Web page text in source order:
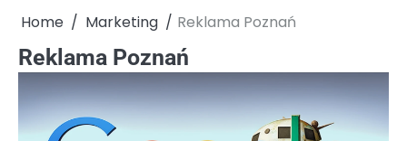
Home Marketing Reklama Poznań
Reklama Poznań